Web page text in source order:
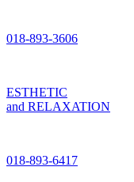
018-893-3606
ESTHETIC
and RELAXATION
018-893-6417